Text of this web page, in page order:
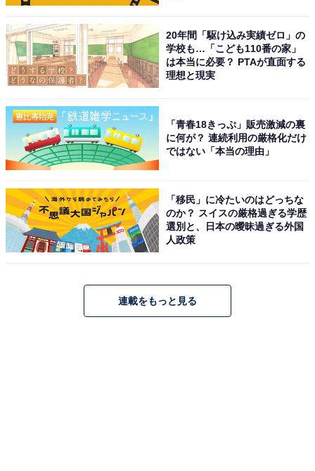
20年間「駆け込み実績ゼロ」の
学校も…「こども110番の家」
は本当に必要？ PTAが直面する
理想と現実
「青春18きっぷ」販売激減の裏
に何が？ 連続利用の厳格化だけ
ではない「本当の理由」
「移民」に冷たいのはどっちな
のか？ スイスの厳格過ぎる学歴
選別と、日本の曖昧過ぎる外国
人政策
連載をもっと見る